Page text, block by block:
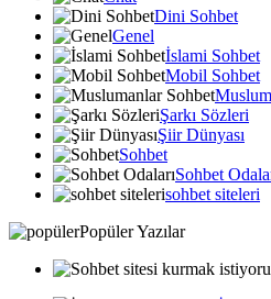
Dini Sohbet
Genel
İslami Sohbet
Mobil Sohbet
Şarkı Sözleri
Şiir Dünyası
Sohbet
Sohbet
sohbet siteleri
Popüler Yazılar